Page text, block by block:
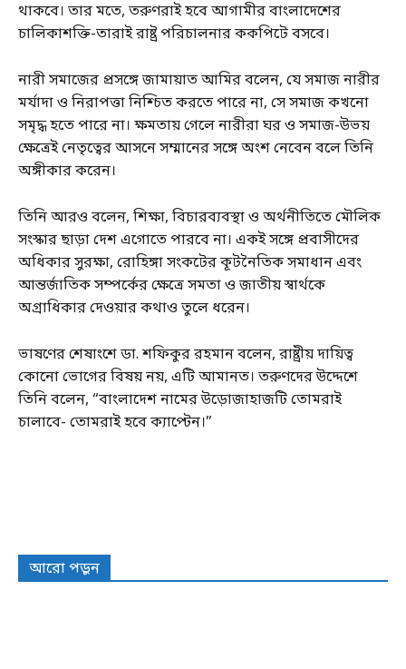
থাকবে। তার মতে, তরুণরাই হবে আগামীর বাংলাদেশের
চালিকাশক্তি-তারাই রাষ্ট্র পরিচালনার ককপিটে বসবে।
নারী সমাজের প্রসঙ্গে জামায়াত আমির বলেন, যে সমাজ নারীর
মর্যাদা ও নিরাপত্তা নিশ্চিত করতে পারে না, সে সমাজ কখনো
সমৃদ্ধ হতে পারে না। ক্ষমতায় গেলে নারীরা ঘর ও সমাজ-উভয়
ক্ষেত্রেই নেতৃত্বের আসনে সম্মানের সঙ্গে অংশ নেবেন বলে তিনি
অঙ্গীকার করেন।
তিনি আরও বলেন, শিক্ষা, বিচারব্যবস্থা ও অর্থনীতিতে মৌলিক
সংস্কার ছাড়া দেশ এগোতে পারবে না। একই সঙ্গে প্রবাসীদের
অধিকার সুরক্ষা, রোহিঙ্গা সংকটের কূটনৈতিক সমাধান এবং
আন্তর্জাতিক সম্পর্কের ক্ষেত্রে সমতা ও জাতীয় স্বার্থকে
অগ্রাধিকার দেওয়ার কথাও তুলে ধরেন।
ভাষণের শেষাংশে ডা. শফিকুর রহমান বলেন, রাষ্ট্রীয় দায়িত্ব
কোনো ভোগের বিষয় নয়, এটি আমানত। তরুণদের উদ্দেশে
তিনি বলেন, “বাংলাদেশ নামের উড়োজাহাজটি তোমরাই
চালাবে- তোমরাই হবে ক্যাপ্টেন।”
আরো পড়ুন